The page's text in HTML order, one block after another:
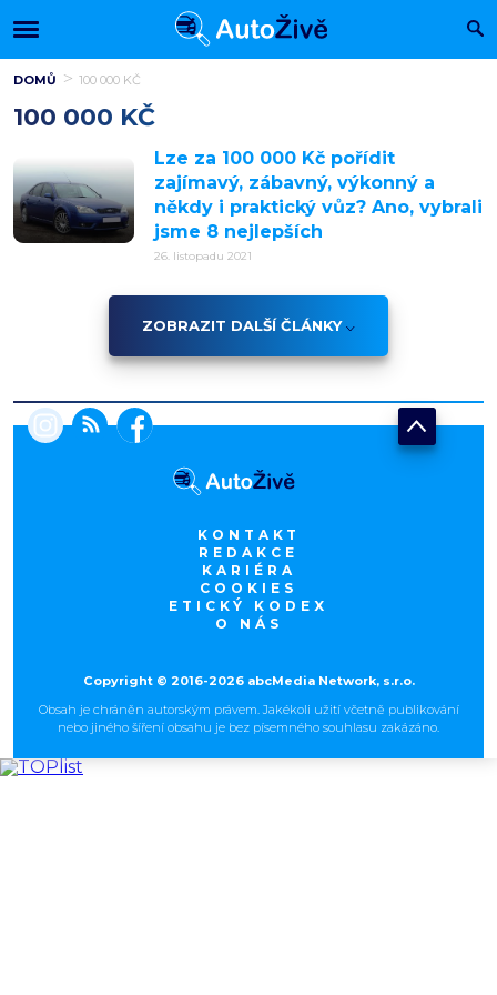
DOMŮ 100 000 KČ
100 000 KČ
Lze za 100 000 Kč pořídit
zajímavý, zábavný, výkonný a
někdy i praktický vůz? Ano, vybrali
jsme 8 nejlepších
26. listopadu 2021
ZOBRAZIT DALŠÍ ČLÁNKY
KONTAKT
REDAKCE
KARIÉRA
COOKIES
ETICKÝ KODEX
O NÁS
Copyright © 2016-2026 abcMedia Network, s.r.o.
Obsah je chráněn autorským právem. Jakékoli užití včetně publikování
nebo jiného šíření obsahu je bez písemného souhlasu zakázáno.